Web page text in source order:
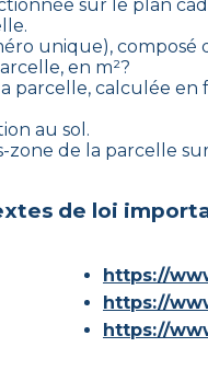
sur le plan
unique), composé
en m²?
parcelle, calculée en
au sol.
zone de la parcelle
de loi